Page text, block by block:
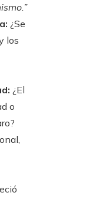
¿Se
los
¿El
o